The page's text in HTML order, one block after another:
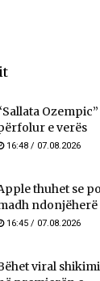
e verës
16:48 / 07.08.2026
thuhet se
ndonjëherë
16:45 / 07.08.2026
viral shikimi